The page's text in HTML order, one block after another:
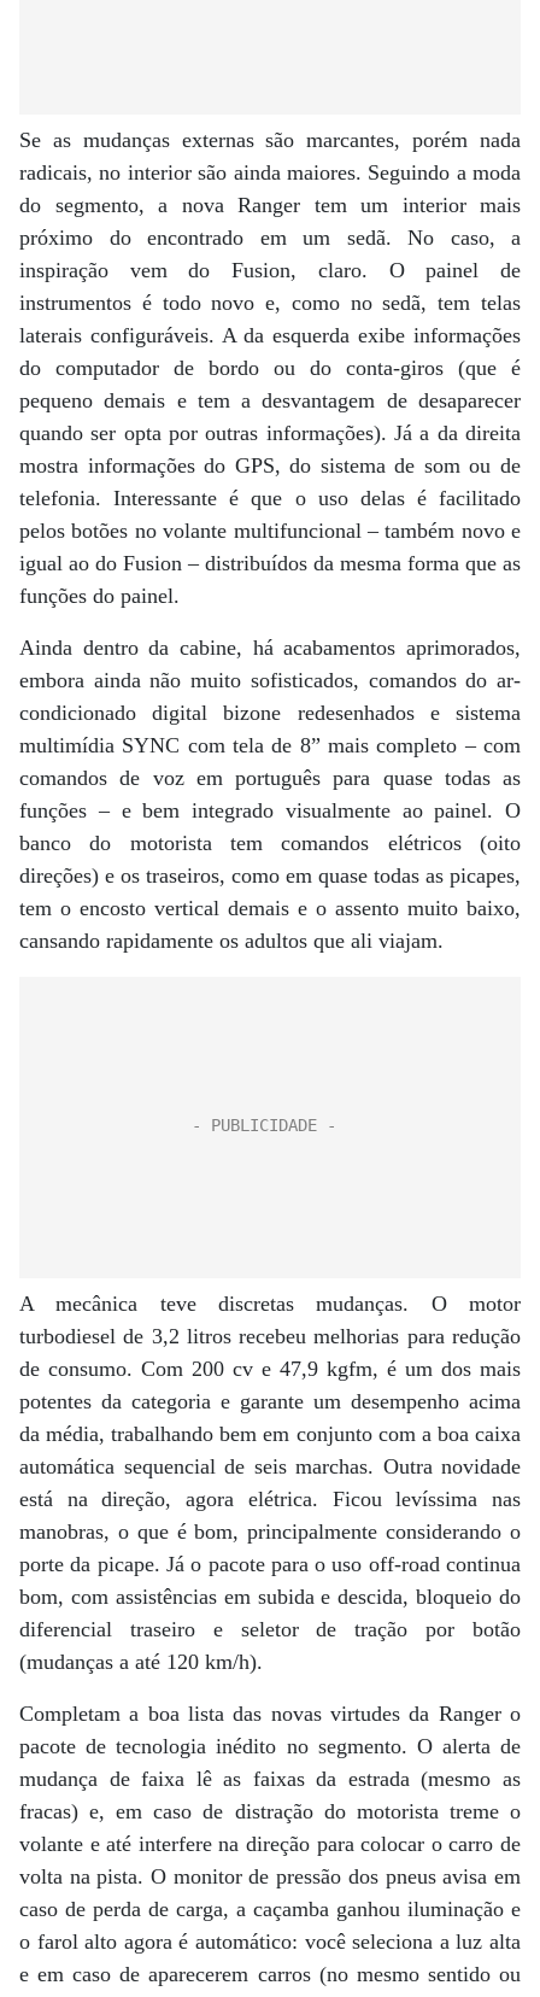
Se as mudanças externas são marcantes, porém nada
radicais, no interior são ainda maiores. Seguindo a moda
do segmento, a nova Ranger tem um interior mais
próximo do encontrado em um sedã. No caso, a
inspiração vem do Fusion, claro. O painel de
instrumentos é todo novo e, como no sedã, tem telas
laterais configuráveis. A da esquerda exibe informações
do computador de bordo ou do conta-giros (que é
pequeno demais e tem a desvantagem de desaparecer
quando ser opta por outras informações). Já a da direita
mostra informações do GPS, do sistema de som ou de
telefonia. Interessante é que o uso delas é facilitado
pelos botões no volante multifuncional – também novo e
igual ao do Fusion – distribuídos da mesma forma que as
funções do painel.
Ainda dentro da cabine, há acabamentos aprimorados,
embora ainda não muito sofisticados, comandos do ar-
condicionado digital bizone redesenhados e sistema
multimídia SYNC com tela de 8” mais completo – com
comandos de voz em português para quase todas as
funções – e bem integrado visualmente ao painel. O
banco do motorista tem comandos elétricos (oito
direções) e os traseiros, como em quase todas as picapes,
tem o encosto vertical demais e o assento muito baixo,
cansando rapidamente os adultos que ali viajam.
A mecânica teve discretas mudanças. O motor
turbodiesel de 3,2 litros recebeu melhorias para redução
de consumo. Com 200 cv e 47,9 kgfm, é um dos mais
potentes da categoria e garante um desempenho acima
da média, trabalhando bem em conjunto com a boa caixa
automática sequencial de seis marchas. Outra novidade
está na direção, agora elétrica. Ficou levíssima nas
manobras, o que é bom, principalmente considerando o
porte da picape. Já o pacote para o uso off-road continua
bom, com assistências em subida e descida, bloqueio do
diferencial traseiro e seletor de tração por botão
(mudanças a até 120 km/h).
Completam a boa lista das novas virtudes da Ranger o
pacote de tecnologia inédito no segmento. O alerta de
mudança de faixa lê as faixas da estrada (mesmo as
fracas) e, em caso de distração do motorista treme o
volante e até interfere na direção para colocar o carro de
volta na pista. O monitor de pressão dos pneus avisa em
caso de perda de carga, a caçamba ganhou iluminação e
o farol alto agora é automático: você seleciona a luz alta
e em caso de aparecerem carros (no mesmo sentido ou